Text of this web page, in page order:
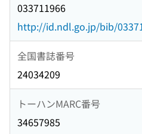
033711966
http://id.ndl.go.jp/bib/
全国書誌番号
24034209
トーハンMARC番号
34657985